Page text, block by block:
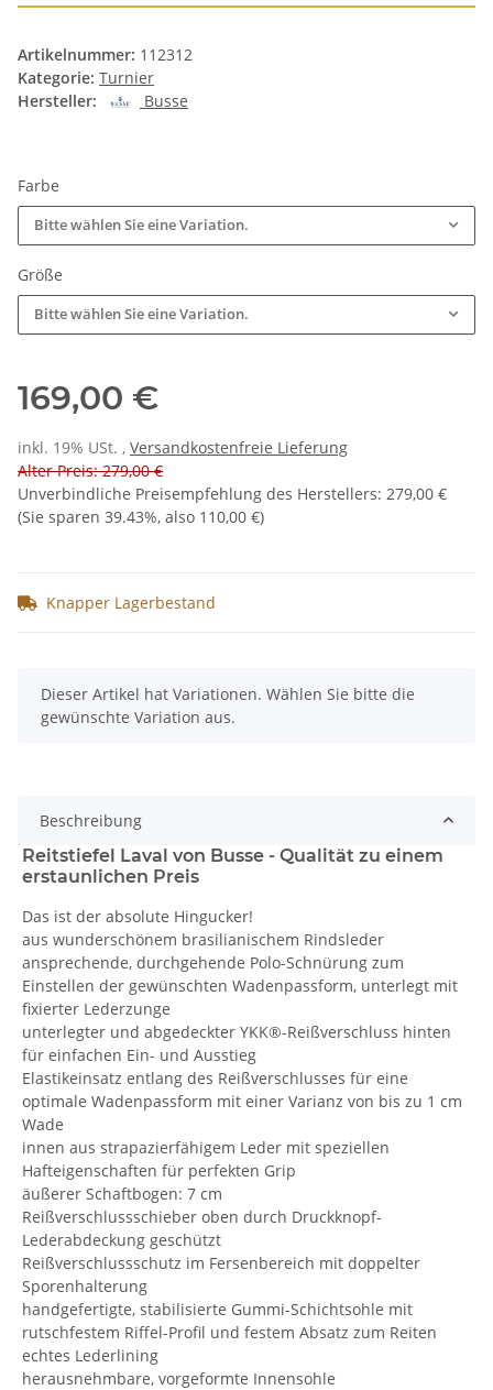
Artikelnummer: 112312
Kategorie: Turnier
Hersteller:
Busse
Farbe
Bitte wählen Sie eine Variation.
Größe
Bitte wählen Sie eine Variation.
169,00 €
inkl. 19% USt. , Versandkostenfreie Lieferung
Alter Preis: 279,00 €
Unverbindliche Preisempfehlung des Herstellers: 279,00 €
(Sie sparen 39.43%, also 110,00 €)
Knapper Lagerbestand
x
Dieser Artikel hat Variationen. Wählen Sie bitte die
gewünschte Variation aus.
Beschreibung
Reitstiefel Laval von Busse - Qualität zu einem
erstaunlichen Preis
Das ist der absolute Hingucker!
aus wunderschönem brasilianischem Rindsleder
ansprechende, durchgehende Polo-Schnürung zum
Einstellen der gewünschten Wadenpassform, unterlegt mit
fixierter Lederzunge
unterlegter und abgedeckter YKK®-Reißverschluss hinten
für einfachen Ein- und Ausstieg
Elastikeinsatz entlang des Reißverschlusses für eine
optimale Wadenpassform mit einer Varianz von bis zu 1 cm
Wade
innen aus strapazierfähigem Leder mit speziellen
Hafteigenschaften für perfekten Grip
äußerer Schaftbogen: 7 cm
Reißverschlussschieber oben durch Druckknopf-
Lederabdeckung geschützt
Reißverschlussschutz im Fersenbereich mit doppelter
Sporenhalterung
handgefertigte, stabilisierte Gummi-Schichtsohle mit
rutschfestem Riffel-Profil und festem Absatz zum Reiten
echtes Lederlining
herausnehmbare, vorgeformte Innensohle